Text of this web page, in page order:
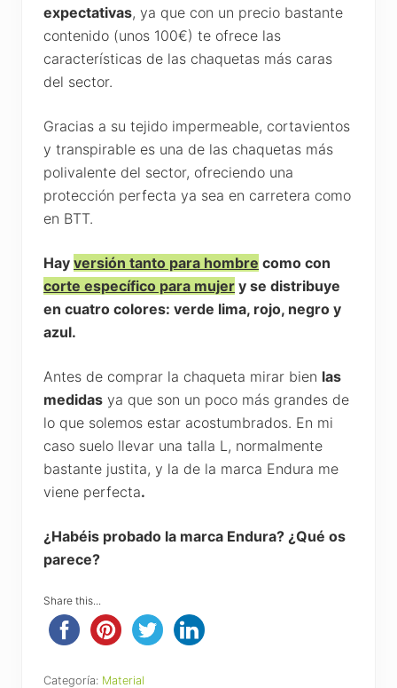
expectativas, ya que con un precio bastante
contenido (unos 100€) te ofrece las
características de las chaquetas más caras
del sector.
Gracias a su tejido impermeable, cortavientos
y transpirable es una de las chaquetas más
polivalente del sector, ofreciendo una
protección perfecta ya sea en carretera como
en BTT.
Hay versión tanto para hombre como con
corte específico para mujer y se distribuye
en cuatro colores: verde lima, rojo, negro y
azul.
Antes de comprar la chaqueta mirar bien las
medidas ya que son un poco más grandes de
lo que solemos estar acostumbrados. En mi
caso suelo llevar una talla L, normalmente
bastante justita, y la de la marca Endura me
viene perfecta.
¿Habéis probado la marca Endura? ¿Qué os
parece?
Share this...
Categoría: Material